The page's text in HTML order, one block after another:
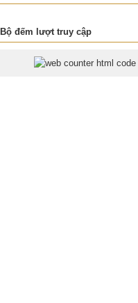
Bộ đếm lượt truy cập